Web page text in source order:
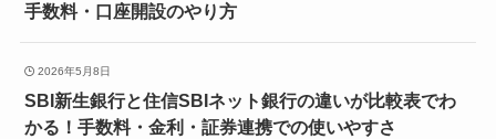
手数料・口座開設のやり方
2026年5月8日
SBI新生銀行と住信SBIネット銀行の違いが比較表でわ
かる！手数料・金利・証券連携での使いやすさ